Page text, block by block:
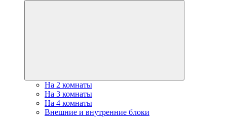
На 2 комнаты
На 3 комнаты
На 4 комнаты
Внешние и внутренние блоки